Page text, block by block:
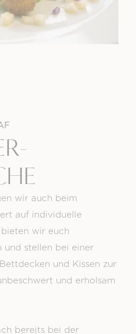
wir auch beim
auf individuelle
wir euch
und stellen bei einer
und Kissen zur
und erholsam
bereits bei der